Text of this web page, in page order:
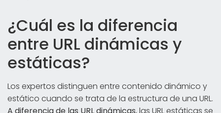
¿Cuál es la diferencia
entre URL dinámicas y
estáticas?
Los expertos distinguen entre contenido dinámico y
estático cuando se trata de la estructura de una URL.